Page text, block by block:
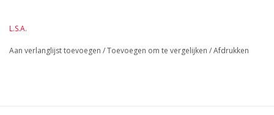
L.S.A.
Aan verlanglijst toevoegen /Toevoegen om te vergelijken /Afdrukken